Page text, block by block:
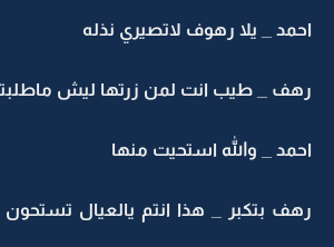
_ يلا رهوف لاتصيري نذله
_ طيب انت لمن زرتها ليش ماطلبتها
_ والله استحيت منها
بتكبر _ هذا انتم يالعيال تستحون